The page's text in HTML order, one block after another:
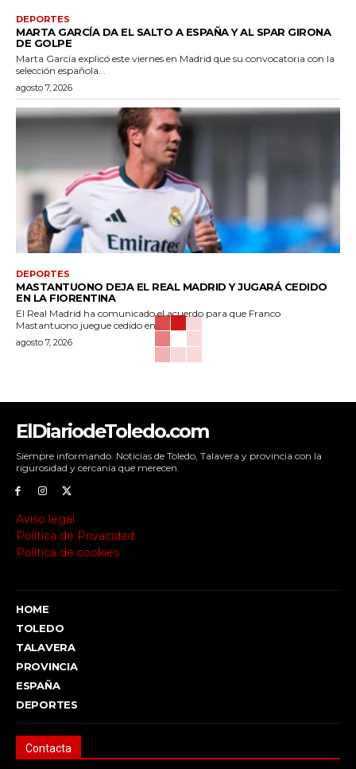
DEPORTES
MARTA GARCÍA DA EL SALTO A ESPAÑA Y AL SPAR GIRONA
DE GOLPE
Marta García explicó este viernes en Madrid que su convocatoria con la
selección española...
agosto 7, 2026
DEPORTES
MASTANTUONO DEJA EL REAL MADRID Y JUGARÁ CEDIDO
EN LA FIORENTINA
El Real Madrid ha comunicado el acuerdo para que Franco
Mastantuono juegue cedido en...
agosto 7, 2026
ElDiariodeToledo.com
Siempre informando. Noticias de Toledo, Talavera y provincia con la
rigurosidad y cercanía que merecen.
Aviso legal
Política de Privacidad
Política de cookies
HOME
TOLEDO
TALAVERA
PROVINCIA
ESPAÑA
DEPORTES
Contacta